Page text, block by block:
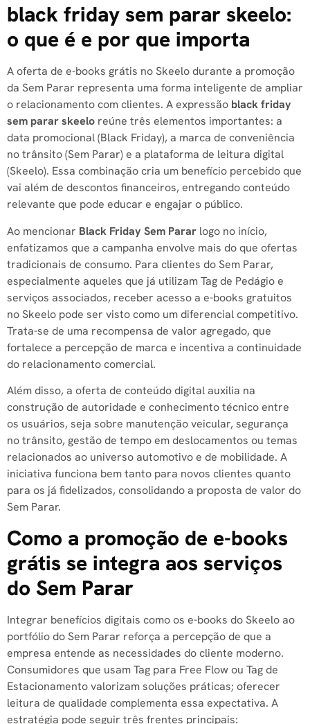
black friday sem parar skeelo:
o que é e por que importa
A oferta de e-books grátis no Skeelo durante a promoção
da Sem Parar representa uma forma inteligente de ampliar
o relacionamento com clientes. A expressão black friday
sem parar skeelo reúne três elementos importantes: a
data promocional (Black Friday), a marca de conveniência
no trânsito (Sem Parar) e a plataforma de leitura digital
(Skeelo). Essa combinação cria um benefício percebido que
vai além de descontos financeiros, entregando conteúdo
relevante que pode educar e engajar o público.
Ao mencionar Black Friday Sem Parar logo no início,
enfatizamos que a campanha envolve mais do que ofertas
tradicionais de consumo. Para clientes do Sem Parar,
especialmente aqueles que já utilizam Tag de Pedágio e
serviços associados, receber acesso a e-books gratuitos
no Skeelo pode ser visto como um diferencial competitivo.
Trata-se de uma recompensa de valor agregado, que
fortalece a percepção de marca e incentiva a continuidade
do relacionamento comercial.
Além disso, a oferta de conteúdo digital auxilia na
construção de autoridade e conhecimento técnico entre
os usuários, seja sobre manutenção veicular, segurança
no trânsito, gestão de tempo em deslocamentos ou temas
relacionados ao universo automotivo e de mobilidade. A
iniciativa funciona bem tanto para novos clientes quanto
para os já fidelizados, consolidando a proposta de valor do
Sem Parar.
Como a promoção de e-books
grátis se integra aos serviços
do Sem Parar
Integrar benefícios digitais como os e-books do Skeelo ao
portfólio do Sem Parar reforça a percepção de que a
empresa entende as necessidades do cliente moderno.
Consumidores que usam Tag para Free Flow ou Tag de
Estacionamento valorizam soluções práticas; oferecer
leitura de qualidade complementa essa expectativa. A
estratégia pode seguir três frentes principais: